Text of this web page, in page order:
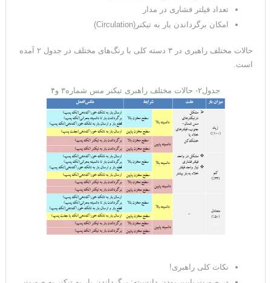
تعداد فیلتر فشاری در مدار
امکان برگرداندن بار به تیکنر(Circulation)
حالات مختلف راهبری در ۳ دسته کلی با رنگ‌های مختلف در جدول ۲ آمده
است.
جدول۲- حالات مختلف راهبری تیکنر مس شماره۳ و۴
نکات کلی راهبری!